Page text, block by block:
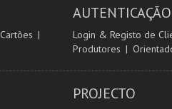
Cartões
AUTENTICAÇÃO
Login & Registo de
Produtores
PROJECTO